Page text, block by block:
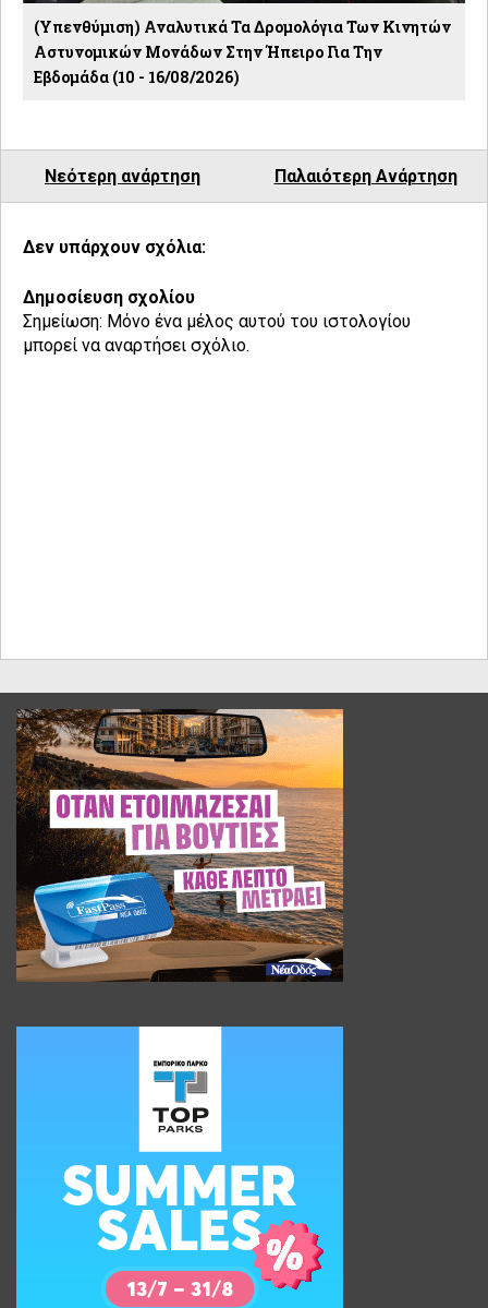
(Υπενθύμιση) Αναλυτικά Τα Δρομολόγια Των Κινητών
Αστυνομικών Μονάδων Στην Ήπειρο Για Την
Εβδομάδα (10 - 16/08/2026)
Νεότερη ανάρτηση Παλαιότερη Ανάρτηση
Δεν υπάρχουν σχόλια:
Δημοσίευση σχολίου
Σημείωση: Μόνο ένα μέλος αυτού του ιστολογίου
μπορεί να αναρτήσει σχόλιο.